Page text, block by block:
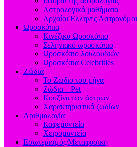
Aστρολογικά μαθήματα
Aρχαίοι Έλληνες Αστρονόμοι
Ωροσκόπια
Κινέζικο Ωροσκόπιο
Σεληνιακό ωροσκόπιο
Ωροσκόπιο λουλουδιών
Ωροσκόπια Celebrities
Ζώδια
Το Ζώδιο του μήνα
Ζώδια – Pet
Κουζίνα των άστρων
Χαρακτηριστικά ζωδίων
Αριθμολογία
Καφεμαντεία
Χειρομαντεία
Εσωτερισμός/Μεταφυσική